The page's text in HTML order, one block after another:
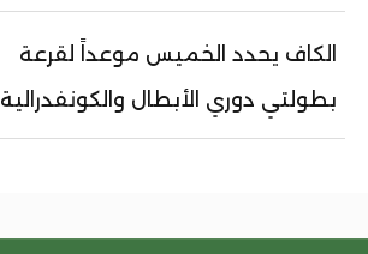
الكاف يحدد الخميس موعداً لقرعة
بطولتي دوري الأبطال والكونفدرالية